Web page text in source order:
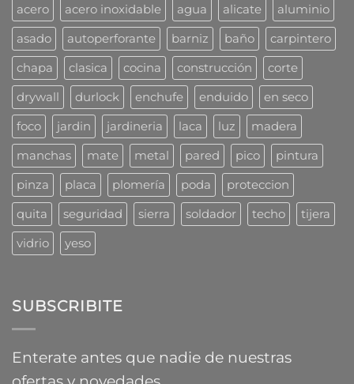
cucarachas?
Mirá
cómo
las
combaten
los
profesionales
acero acero inoxidable agua alicate
aluminio
asado
autoperforante barniz baño
carpintero
chapa
clasica cocina construcción
corte
drywall
durlock enchufe enduido
en seco
foco
jardin jardineria laca luz
madera
manchas
mate metal pared pico
pintura
pinza
placa plomería poda
proteccion
quita
seguridad sierra soldador techo
tijera
vidrio
yeso
SUBSCRIBITE
Enterate antes que nadie de nuestras